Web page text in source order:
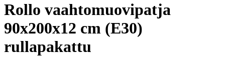
Rollo vaahtomuovipatja
90x200x12 cm (E30)
rullapakattu